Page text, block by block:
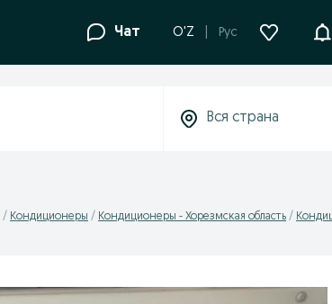
Чат O'Z Рус
Кондиционеры Кондиционеры - Хорезмская область